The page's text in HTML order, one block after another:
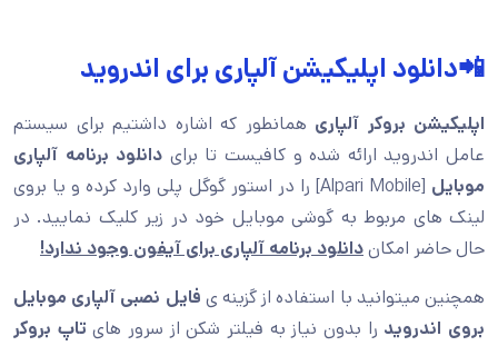
📲دانلود اپلیکیشن آلپاری برای اندروید
اپلیکیشن بروکر آلپاری همانطور که اشاره داشتیم برای سیستم
عامل اندروید ارائه شده و کافیست تا برای دانلود برنامه آلپاری
موبایل
[Alpari Mobile] را در استور گوگل پلی وارد کرده و یا بروی
لینک های مربوط به گوشی موبایل خود در زیر کلیک نمایید. در
حال حاضر امکاندانلود برنامه آلپاری برای آیفون وجود ندارد!
همچنین میتوانید با استفاده از گزینه ی فایل نصبی آلپاری موبایل
بروی اندروید را بدون نیاز به فیلتر شکن از سرور های تاپ بروکر